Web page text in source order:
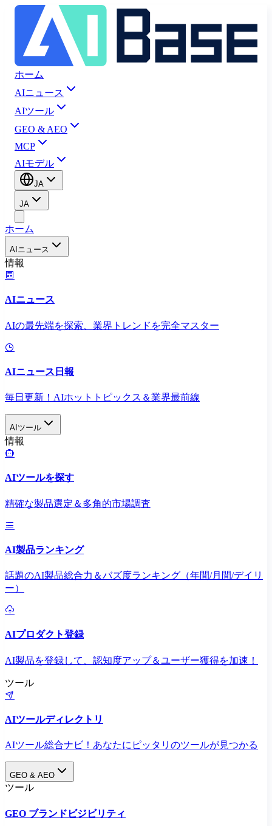
ホーム
AIニュース
AIツール
GEO & AEO
MCP
AIモデル
JA
JA
ホーム
AIニュース
情報
AIニュース
AIの最先端を探索、業界トレンドを完全マスター
AIニュース日報
毎日更新！AIホットトピックス＆業界最前線
AIツール
情報
AIツールを探す
精確な製品選定＆多角的市場調査
AI製品ランキング
話題のAI製品総合力＆バズ度ランキング（年間/月間/デイリ
ー）
AIプロダクト登録
AI製品を登録して、認知度アップ＆ユーザー獲得を加速！
ツール
AIツールディレクトリ
AIツール総合ナビ！あなたにピッタリのツールが見つかる
GEO & AEO
ツール
GEO ブランドビジビリティ